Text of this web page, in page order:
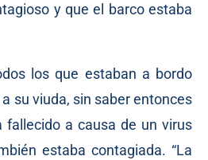
y que el barco estaba
los que estaban a bordo
su viuda, sin saber entonces
fallecido a causa de un virus
estaba contagiada. “La